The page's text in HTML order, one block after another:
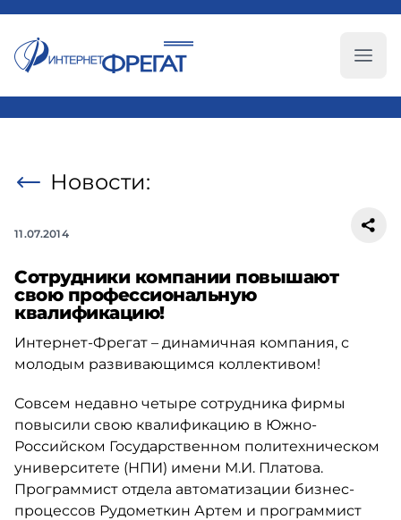
Новости:
11.07.2014
Сотрудники компании повышают
свою профессиональную
квалификацию!
Интернет-Фрегат – динамичная компания, с
молодым развивающимся коллективом!
Совсем недавно четыре сотрудника фирмы
повысили свою квалификацию в Южно-
Российском Государственном политехническом
университете (НПИ) имени М.И. Платова.
Программист отдела автоматизации бизнес-
процессов Рудометкин Артем и программист